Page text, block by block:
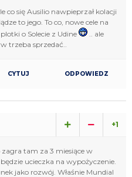
co się Ausilio nawpieprzał kolacji
to jego. To co, nowe cele na
o Solecie z Udine
.. ale
trzeba sprzedać..
CYTUJ ODPOWIEDZ
+1
zagra tam za 3 miesiące w
ucieczka na wypożyczenie.
jako rozwój. Właśnie Mundial